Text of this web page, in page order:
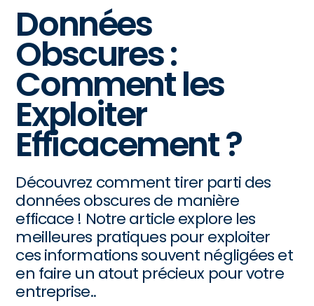
Données
Obscures :
Comment les
Exploiter
Efficacement ?
Découvrez comment tirer parti des
données obscures de manière
efficace ! Notre article explore les
meilleures pratiques pour exploiter
ces informations souvent négligées et
en faire un atout précieux pour votre
entreprise..